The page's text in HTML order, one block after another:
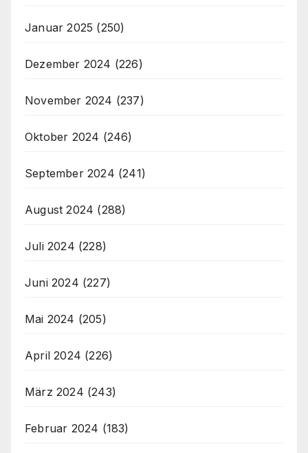
Januar 2025 (250)
Dezember 2024 (226)
November 2024 (237)
Oktober 2024 (246)
September 2024 (241)
August 2024 (288)
Juli 2024 (228)
Juni 2024 (227)
Mai 2024 (205)
April 2024 (226)
März 2024 (243)
Februar 2024 (183)